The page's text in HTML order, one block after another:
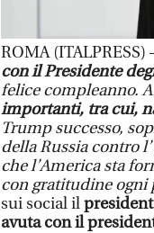
ROMA (ITALPRESS)
con il Presidente
felice compleanno.
importanti, tra cui,
Trump successo,
della Russia contro
che l’America sta
con gratitudine ogni
sui social il
avuta con il